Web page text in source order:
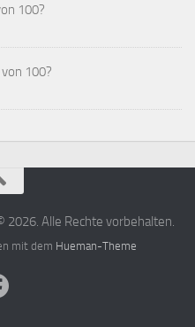
100?
100?
2026. Alle Rechte vorbehalten.
mit dem Hueman-Theme